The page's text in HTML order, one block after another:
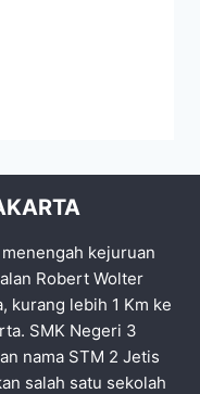
menengah kejuruan
Robert Wolter
kurang lebih 1 Km ke
SMK Negeri 3
nama STM 2 Jetis
salah satu sekolah